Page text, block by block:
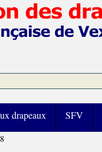
drapeaux SFV